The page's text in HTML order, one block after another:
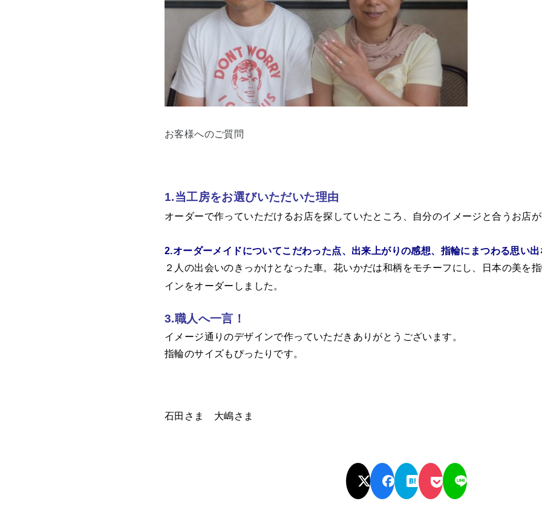
お客様へのご質問
1.当工房をお選びいただいた理由
オーダーで作っていただけるお店を探していたところ、自分のイメージと合うお店
2.オーダーメイドについてこだわった点、出来上がりの感想、指輪にまつわる思い出
２人の出会いのきっかけとなった車。花いかだは和柄をモチーフにし、日本の美を
インをオーダーしました。
3.職人へ一言！
イメージ通りのデザインで作っていただきありがとうございます。
指輪のサイズもぴったりです。
石田さま 大嶋さま